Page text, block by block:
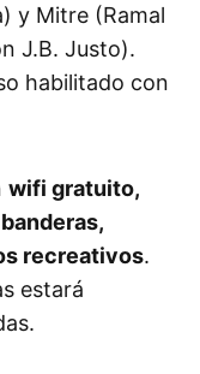
y Mitre (Ramal
J.B. Justo).
habilitado con
wifi gratuito,
recreativos.
estará